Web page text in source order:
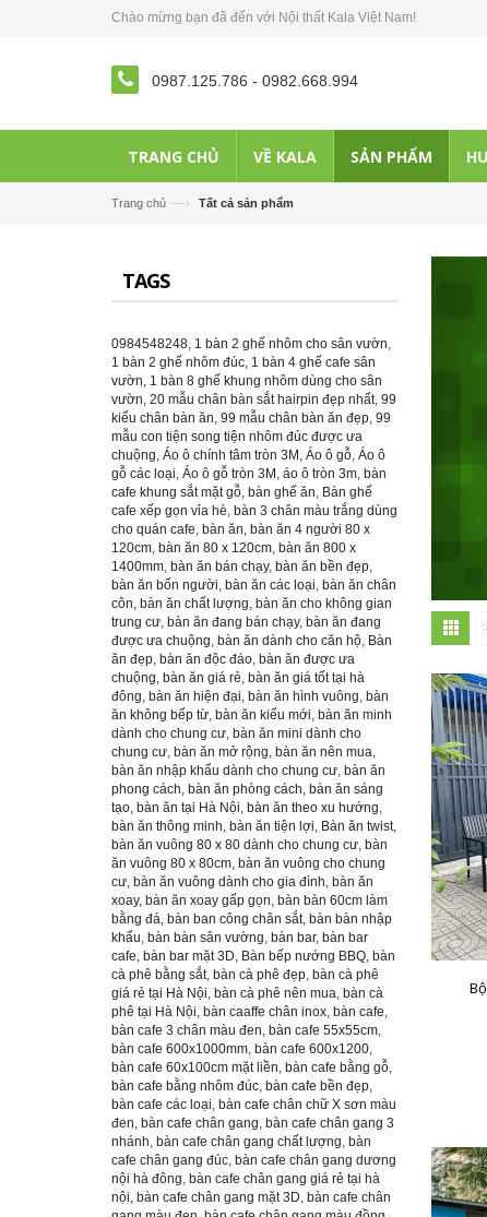
Chào mừng bạn đã đến với Nội thất Kala Việt Nam!
0987.125.786 - 0982.668.994
TRANG CHỦ VỀ KALA SẢN PHẨM
Trang chủ —› Tất cả sản phẩm
TAGS
0984548248, 1 bàn 2 ghế nhôm cho sân vườn,
1 bàn 2 ghế nhôm đúc, 1 bàn 4 ghế cafe sân
vườn, 1 bàn 8 ghế khung nhôm dùng cho sân
vườn, 20 mẫu chân bàn sắt hairpin đẹp nhất, 99
kiểu chân bàn ăn, 99 mẫu chân bàn ăn đẹp, 99
mẫu con tiện song tiện nhôm đúc được ưa
chuộng, Áo ô chính tâm tròn 3M , Áo ô gỗ, Áo ô
gỗ các loại, Áo ô gỗ tròn 3M , áo ô tròn 3m, bàn
cafe khung sắt mặt gỗ, bàn ghế ăn, Bàn ghế
cafe xếp gọn vỉa hè, bàn 3 chân màu trắng dùng
cho quán cafe, bàn ăn, bàn ăn 4 người 80 x
120cm, bàn ăn 80 x 120cm, bàn ăn 800 x
1400mm, bàn ăn bán chạy, bàn ăn bền đẹp,
bàn ăn bốn người, bàn ăn các loại, bàn ăn chân
côn, bàn ăn chất lượng, bàn ăn cho không gian
trung cư, bàn ăn đang bán chạy, bàn ăn đang
được ưa chuộng, bàn ăn dành cho căn hộ, Bàn
ăn đẹp, bàn ăn độc đáo, bàn ăn được ưa
chuộng, bàn ăn giá rẻ, bàn ăn giá tốt tại hà
đông, bàn ăn hiện đại, bàn ăn hình vuông, bàn
ăn không bếp từ, bàn ăn kiểu mới, bàn ăn minh
dành cho chung cư, bàn ăn mini dành cho
chung cư, bàn ăn mở rộng, bàn ăn nên mua,
bàn ăn nhập khẩu dành cho chung cư, bàn ăn
phong cách, bàn ăn phòng cách, bàn ăn sáng
tạo, bàn ăn tại Hà Nội, bàn ăn theo xu hướng,
bàn ăn thông minh, bàn ăn tiện lợi, Bàn ăn twist,
bàn ăn vuông 80 x 80 dành cho chung cư, bàn
ăn vuông 80 x 80cm, bàn ăn vuông cho chung
cư, bàn ăn vuông dành cho gia đình, bàn ăn
xoay, bàn ăn xoay gấp gọn, bàn bàn 60cm làm
bằng đá, bàn ban công chân sắt, bàn bàn nhập
khẩu, bàn bàn sân vường, bàn bar, bàn bar
cafe, bàn bar mặt 3D, Bàn bếp nướng BBQ, bàn
cà phê bằng sắt, bàn cà phê đẹp, bàn cà phê
giá rẻ tại Hà Nội, bàn cà phê nên mua, bàn cà
phê tại Hà Nội, bàn caaffe chân inox, bàn cafe,
bàn cafe 3 chân màu đen, bàn cafe 55x55cm,
bàn cafe 600x1000mm, bàn cafe 600x1200,
bàn cafe 60x100cm mặt liền, bàn cafe bằng gỗ,
bàn cafe bằng nhôm đúc, bàn cafe bền đẹp,
bàn cafe các loại, bàn cafe chân chữ X sơn màu
đen, bàn cafe chân gang, bàn cafe chân gang 3
nhánh, bàn cafe chân gang chất lượng, bàn
cafe chân gang đúc, bàn cafe chân gang dương
nội hà đông, bàn cafe chân gang giá rẻ tại hà
nội, bàn cafe chân gang mặt 3D, bàn cafe chân